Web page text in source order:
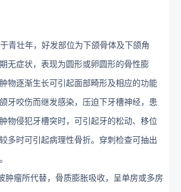
青壮年，好发部位为下颌骨体及下颌角
无症状，表现为圆形或卵圆形的骨性膨
物逐渐生长可引起面部畸形及相应的功能
牙咬伤而继发感染，压迫下牙槽神经，患
物侵犯牙槽突时，可引起牙的松动、移位
多时可引起病理性骨折。穿刺检查可抽出
肿瘤所代替，骨质膨胀吸收，呈单房或多房